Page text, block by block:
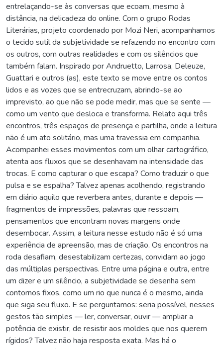
entrelaçando-se às conversas que ecoam, mesmo à
distância, na delicadeza do online. Com o grupo Rodas
Literárias, projeto coordenado por Mozi Neri, acompanhamos
o tecido sutil da subjetividade se refazendo no encontro com
os outros, com outras realidades e com os silêncios que
também falam. Inspirado por Andruetto, Larrosa, Deleuze,
Guattari e outros (as), este texto se move entre os contos
lidos e as vozes que se entrecruzam, abrindo-se ao
imprevisto, ao que não se pode medir, mas que se sente —
como um vento que desloca e transforma. Relato aqui três
encontros, três espaços de presença e partilha, onde a leitura
não é um ato solitário, mas uma travessia em companhia.
Acompanhei esses movimentos com um olhar cartográfico,
atenta aos fluxos que se desenhavam na intensidade das
trocas. E como capturar o que escapa? Como traduzir o que
pulsa e se espalha? Talvez apenas acolhendo, registrando
em diário aquilo que reverbera antes, durante e depois —
fragmentos de impressões, palavras que ressoam,
pensamentos que encontram novas margens onde
desembocar. Assim, a leitura nesse estudo não é só uma
experiência de apreensão, mas de criação. Os encontros na
roda desafiam, desestabilizam certezas, convidam ao jogo
das múltiplas perspectivas. Entre uma página e outra, entre
um dizer e um silêncio, a subjetividade se desenha sem
contornos fixos, como um rio que nunca é o mesmo, ainda
que siga seu fluxo. E se perguntamos: seria possível, nesses
gestos tão simples — ler, conversar, ouvir — ampliar a
potência de existir, de resistir aos moldes que nos querem
rígidos? Talvez não haja resposta exata. Mas há o